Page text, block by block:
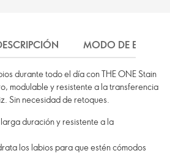
MODO DE EMPLEO
durante todo el día con THE ONE Stain
modulable y resistente a la transferencia
Sin necesidad de retoques.
duración y resistente a la
los labios para que estén cómodos